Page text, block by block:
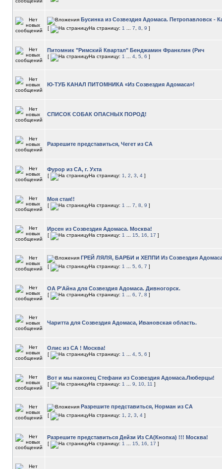
Бусинка из Созвездия Адомаса. Петропавловск -
[ На страницу: 1 7 8 9 ]
Питомник "Римский Квартал" Бенджамин Франклин (Рич
[ На страницу: 1 4 5 6 ]
Ю-ТУБ КАНАЛ ПИТОМНИКА «Из Созвездия Адомаса»!
СПИСОК СОБАК ОПАСНЫХ ПОРОД!
Разрешите представиться, Чегет из СА
Фурор из СА, г. Ухта
[ На страницу: 1 2 3 4 ]
Моя стая!!
[ На страницу: 1 7 8 9 ]
Ирсен из Созвездия Адомаса. Москва!
[ На страницу: 1 15 16 17 ]
ГРЕЙ ЛЯЛЯ, БАРБИ и ХЕППИ Из Созвездия
[ На страницу: 1 5 6 7 ]
ОА Р'Айна для Созвездия Адомаса. Дивногорск.
[ На страницу: 1 6 7 8 ]
Чаритта для Созвездия Адомаса, Ивановская область.
Олис из СА ! Москва!
[ На страницу: 1 4 5 6 ]
Вот и мы наконец Стефани из Созвездия Адомаса.Люберцы!
[ На страницу: 1 9 10 11 ]
Разрешите представиться, Норман из СА
[ На страницу: 1 2 3 4 ]
Разрешите представиться Дейзи Из СА(Кнопка) !!! Москва!
[ На страницу: 1 15 16 17 ]